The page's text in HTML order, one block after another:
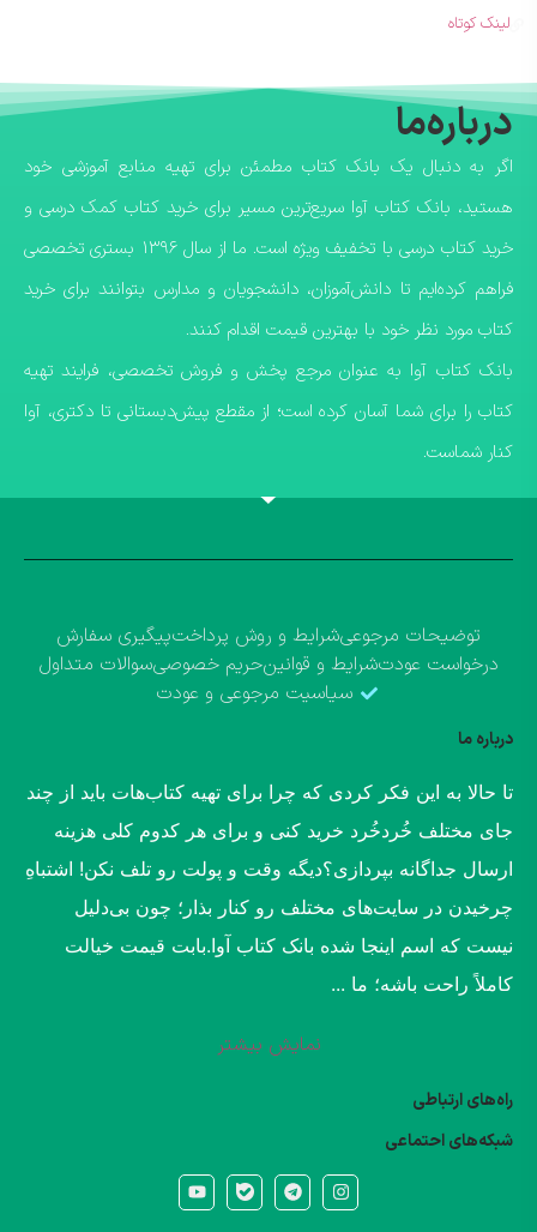
لینک کوتاه
درباره‌ما
اگر به دنبال یک بانک کتاب مطمئن برای تهیه منابع آموزشی خود
هستید، بانک کتاب آوا سریع‌ترین مسیر برای خرید کتاب کمک درسی و
خرید کتاب درسی با تخفیف ویژه است. ما از سال ۱۳۹۶ بستری تخصصی
فراهم کرده‌ایم تا دانش‌آموزان، دانشجویان و مدارس بتوانند برای خرید
کتاب مورد نظر خود با بهترین قیمت اقدام کنند.
​بانک کتاب آوا به عنوان مرجع پخش و فروش تخصصی، فرایند تهیه
کتاب را برای شما آسان کرده است؛ از مقطع پیش‌دبستانی تا دکتری، آوا
کنار شماست.
توضیحات مرجوعیشرایط و روش پرداختپیگیری سفارش
درخواست عودتشرایط و قوانینحریم خصوصیسوالات متداول
سیاسیت مرجوعی و عودت
درباره ما
​تا حالا به این فکر کردی که چرا برای تهیه کتاب‌هات باید از چند
جای مختلف خُردخُرد خرید کنی و برای هر کدوم کلی هزینه
ارسال جداگانه بپردازی؟​دیگه وقت و پولت رو تلف نکن! اشتباهِ
چرخیدن در سایت‌های مختلف رو کنار بذار؛ چون بی‌دلیل
نیست که اسم اینجا شده بانک کتاب آوا.​بابت قیمت خیالت
کاملاً راحت باشه؛ ما ...
نمایش بیشتر
راه‌های ارتباطی
شبکه‌های احتماعی